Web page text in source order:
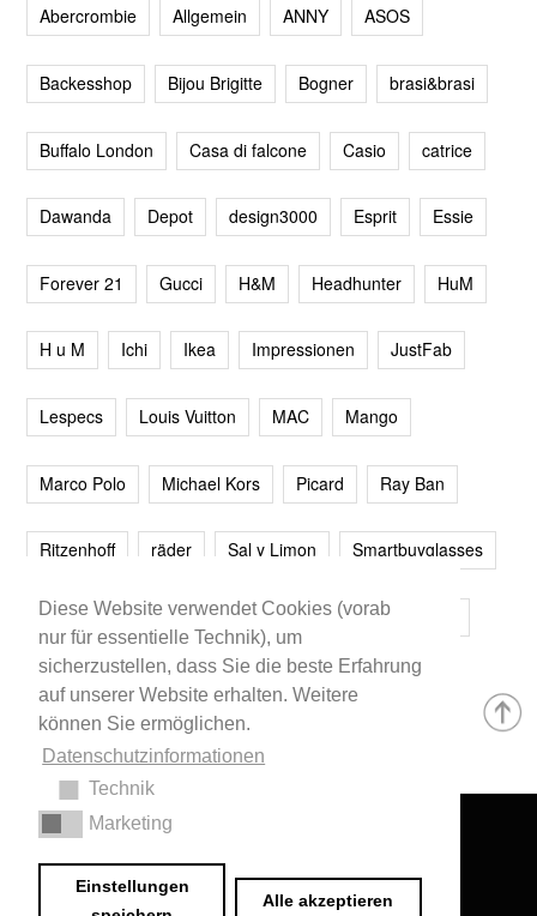
Diese Website verwendet Cookies (vorab
nur für essentielle Technik), um
sicherzustellen, dass Sie die beste Erfahrung
auf unserer Website erhalten. Weitere
können Sie ermöglichen.
Datenschutzinformationen
Technik
Marketing
Einstellungen
Alle akzeptieren
Abercrombie Allgemein ANNY ASOS
Backesshop Bijou Brigitte Bogner brasi&brasi
Buffalo London Casa di falcone Casio catrice
Dawanda Depot design3000 Esprit Essie
Forever 21 Gucci H&M Headhunter HuM
H u M Ichi Ikea Impressionen JustFab
Lespecs Louis Vuitton MAC Mango
Marco Polo Michael Kors Picard Ray Ban
Ritzenhoff räder Sal y Limon Smartbuyglasses
smash! Steve Madden Westwing Younique
Zalando Zara
Impressum
© 2020 Dr. Sarah Schwab-Jung